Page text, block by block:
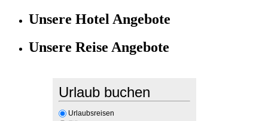
Unsere Hotel Angebote
Unsere Reise Angebote
Urlaub buchen
Urlaubsreisen